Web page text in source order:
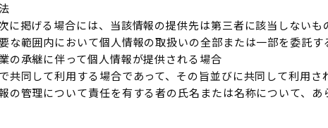
に掲げる場合には、当該情報の提供先は第三者に該当しないも
な範囲内において個人情報の取扱いの全部または一部を委託す
の承継に伴って個人情報が提供される場合
共同して利用する場合であって、その旨並びに共同して利用
の管理について責任を有する者の氏名または名称について、